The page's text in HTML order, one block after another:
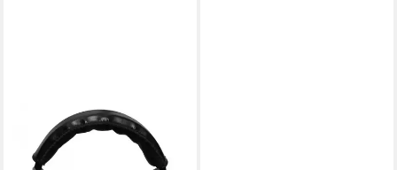
Bügelgehörschutz
Kapselgehörschutz, Universal